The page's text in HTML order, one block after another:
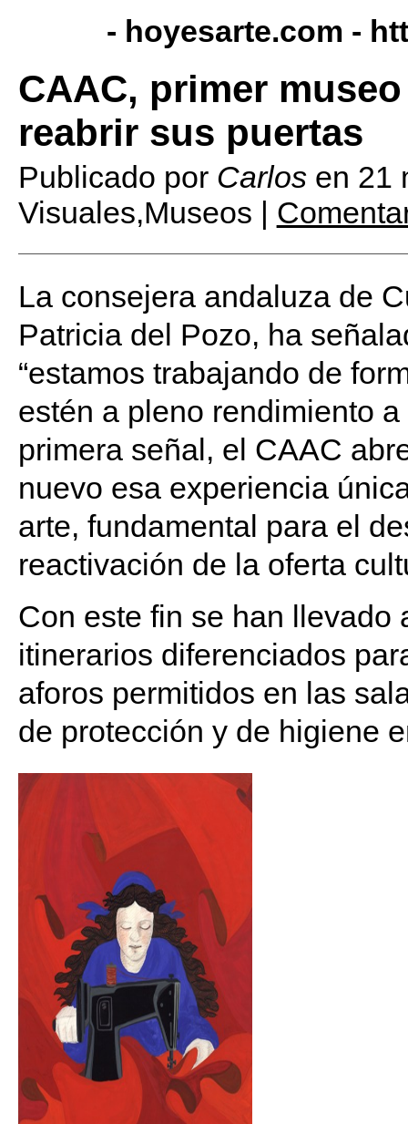
- hoyesarte.com -
CAAC, primer
reabrir sus puertas
Publicado por Carlosen 21
Visuales,Museos |
La consejera andaluza de
Patricia del Pozo, ha
“estamos trabajando de
estén a pleno rendimiento
primera señal, el CAAC
nuevo esa experiencia
arte, fundamental para el
reactivación de la oferta
Con este fin se han llevado
itinerarios diferenciados
aforos permitidos en las
de protección y de higiene